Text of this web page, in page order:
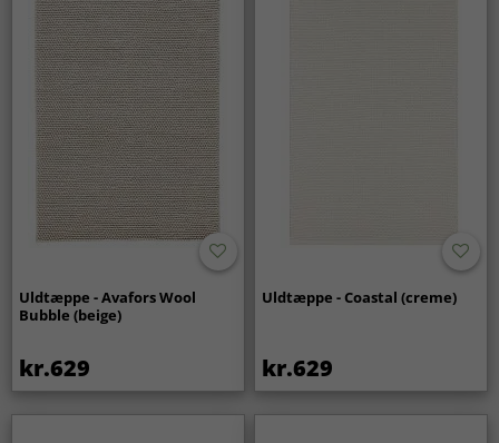
Uldtæppe - Avafors Wool
Bubble (beige)
kr.629
Uldtæppe - Coastal (creme)
kr.629